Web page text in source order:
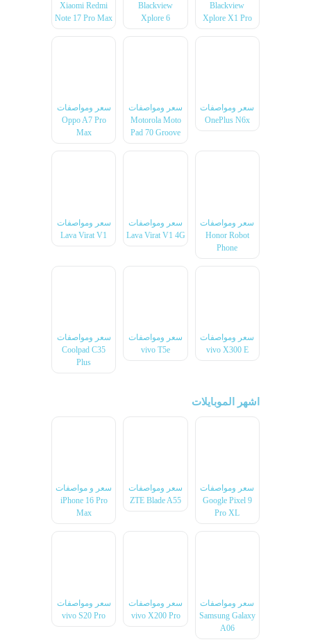
Blackview
Xplore X1 Pro
Blackview
Xplore 6
Xiaomi Redmi
Note 17 Pro Max
سعر ومواصفات
OnePlus N6x
سعر ومواصفات
Motorola Moto
Pad 70 Groove
سعر ومواصفات
Oppo A7 Pro
Max
سعر ومواصفات
Honor Robot
Phone
سعر ومواصفات
Lava Virat V1 4G
سعر ومواصفات
Lava Virat V1
سعر ومواصفات
vivo X300 E
سعر ومواصفات
vivo T5e
سعر ومواصفات
Coolpad C35
Plus
اشهر الموبايلات
سعر ومواصفات
Google Pixel 9
Pro XL
سعر ومواصفات
ZTE Blade A55
سعر و مواصفات
iPhone 16 Pro
Max
سعر ومواصفات
Samsung Galaxy
A06
سعر ومواصفات
vivo X200 Pro
سعر ومواصفات
vivo S20 Pro